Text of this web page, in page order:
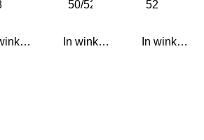
In winkelwagen In